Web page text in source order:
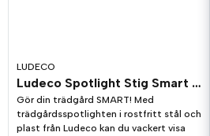
LUDECO
Ludeco Spotlight Stig Smart 1,7W 120lm IP44 3-pack
Gör din trädgård SMART! Med
trädgårdsspotlighten i rostfritt stål och
plast från Ludeco kan du vackert visa